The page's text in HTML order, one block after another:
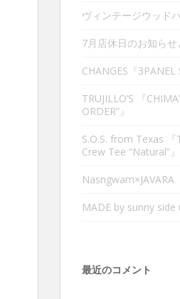
ヴィンテージウッド
7月店休日のお知らせ
CHANGES『3PANEL
TRUJILLO’S 『
ORDER”』
S.O.S. from Texas
Crew Tee “Natural”
Nasngwam×JAVARA
MADE by sunny side
最近のコメント